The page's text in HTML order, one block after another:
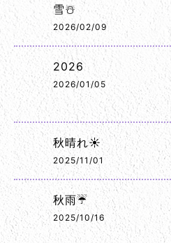
雪☃️
2026/02/09
2026
2026/01/05
秋晴れ☀️
2025/11/01
秋雨☔
2025/10/16